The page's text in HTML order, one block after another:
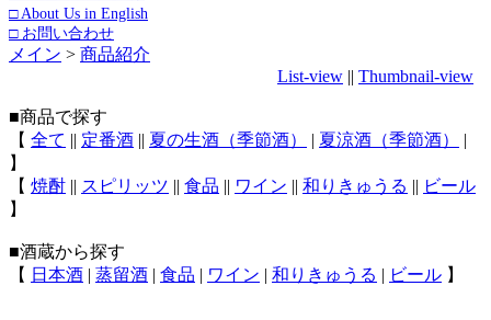
□ About Us in English
□ お問い合わせ
メイン > 商品紹介
List-view || Thumbnail-view
■商品で探す
【 全て || 定番酒 || 夏の生酒（季節酒） | 夏涼酒（季節酒）
|
】
【 焼酎 || スピリッツ || 食品 || ワイン || 和りきゅうる || ビール
】
■酒蔵から探す
【 日本酒 | 蒸留酒 | 食品 | ワイン | 和りきゅうる | ビール 】